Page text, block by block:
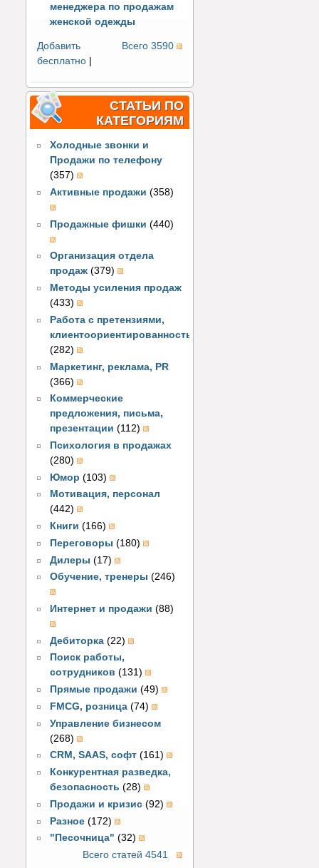
менеджера по продажам
женской одежды
Всего 3590
Добавить
бесплатно |
СТАТЬИ ПО
КАТЕГОРИЯМ
Холодные звонки и
Продажи по телефону
(357)
Активные продажи (358)
Продажные фишки (440)
Организация отдела
продаж (379)
Методы усиления продаж
(433)
Работа с претензиями,
клиентоориентированность
(282)
Маркетинг, реклама, PR
(366)
Коммерческие
предложения, письма,
презентации (112)
Психология в продажах
(280)
Юмор (103)
Мотивация, персонал
(442)
Книги (166)
Переговоры (180)
Дилеры (17)
Обучение, тренеры (246)
Интернет и продажи (88)
Дебиторка (22)
Поиск работы,
сотрудников (131)
Прямые продажи (49)
FMCG, розница (74)
Управление бизнесом
(268)
CRM, SAAS, софт (161)
Конкурентная разведка,
безопасность (28)
Продажи и кризис (92)
Разное (172)
"Песочница" (32)
Всего статей 4541